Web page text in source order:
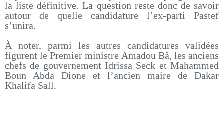
la liste définitive. La question reste donc de savoir
autour de quelle candidature l’ex-parti Pastef
s’unira.
À noter, parmi les autres candidatures validées
figurent le Premier ministre Amadou Bâ, les anciens
chefs de gouvernement Idrissa Seck et Mahammed
Boun Abda Dione et l’ancien maire de Dakar
Khalifa Sall.